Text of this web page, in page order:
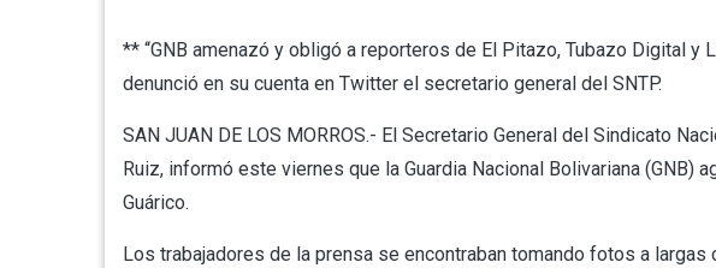
** “GNB amenazó y obligó a reporteros de El Pitazo, Tubazo Digital y
denunció en su cuenta en Twitter el secretario general del SNTP.
SAN JUAN DE LOS MORROS.- El Secretario General del Sindicato
Ruiz, informó este viernes que la Guardia Nacional Bolivariana (GNB)
Guárico.
Los trabajadores de la prensa se encontraban tomando fotos a